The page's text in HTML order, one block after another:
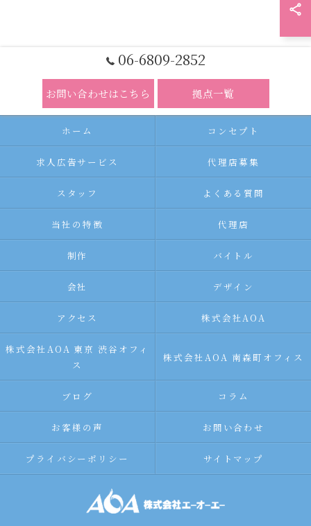
06-6809-2852
お問い合わせはこちら 拠点一覧
ホーム コンセプト
求人広告サービス 代理店募集
スタッフ よくある質問
当社の特徴 代理店
制作 バイトル
会社 デザイン
アクセス 株式会社AOA
株式会社AOA 東京 渋谷オフィ
ス
株式会社AOA 南森町オフィス
ブログ コラム
お客様の声 お問い合わせ
プライバシーポリシー サイトマップ